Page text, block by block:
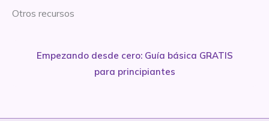
Otros recursos
Empezando desde cero: Guía básica GRATIS
para principiantes